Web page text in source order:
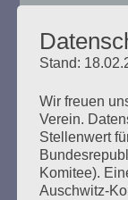
Salo
Bahn
Stand:
Wir freuen
Verein.
Stellenwert
Komitee).
Auschwitz-